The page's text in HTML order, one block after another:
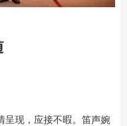
呈现，应接不暇。笛声婉